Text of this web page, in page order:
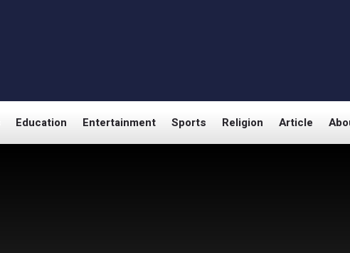
Education Entertainment Sports Religion Article